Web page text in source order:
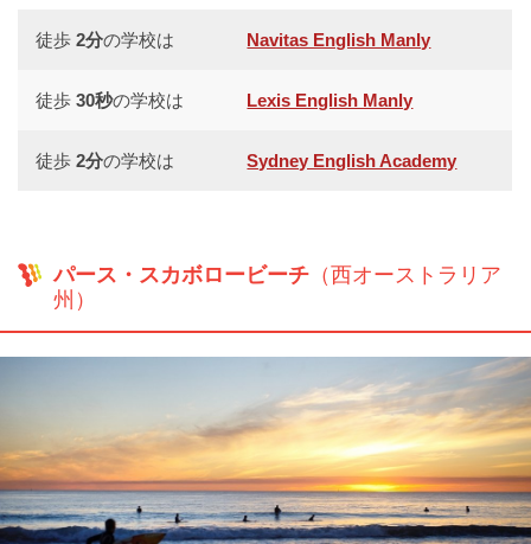
徒歩2分の学校は Navitas English Manly
徒歩30秒の学校は Lexis English Manly
徒歩2分の学校は Sydney English Academy
パース・スカボロービーチ （西オーストラリア
州）